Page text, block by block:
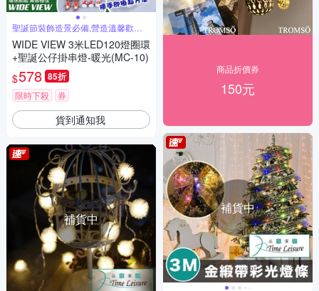
聖誕節裝飾造景必備,營造溫馨歡樂
氣氛
WIDE VIEW 3米LED120燈圈環
+聖誕公仔掛串燈-暖光(MC-10)
$578 85折
限時下殺 券
貨到通知我
補貨中
商品折價券
150元
補貨中